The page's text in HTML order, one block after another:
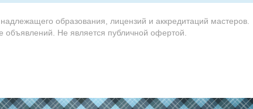
образования, лицензий и аккредитаций мастеров.
объявлений. Не является публичной офертой.